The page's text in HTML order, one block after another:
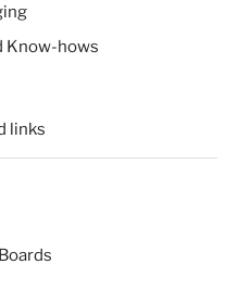
Know-hows
links